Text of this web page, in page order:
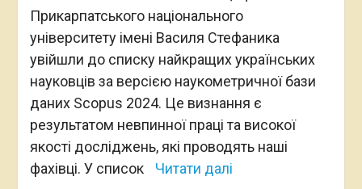
Прикарпатського національного
університету імені Василя Стефаника
увійшли до списку найкращих українських
науковців за версією наукометричної бази
даних Scopus 2024. Це визнання є
результатом невпинної праці та високої
якості досліджень, які проводять наші
фахівці. У список
Читати далі